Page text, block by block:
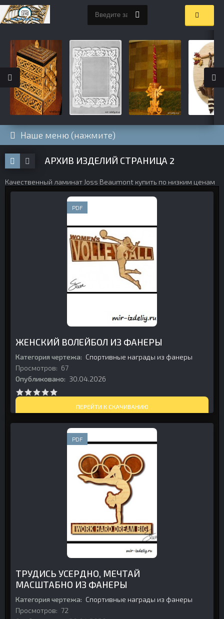
Наше меню (нажмите)
АРХИВ ИЗДЕЛИЙ СТРАНИЦА 2
Качественный ламинат Joss Beaumont купить по низким ценам
PDF
ЖЕНСКИЙ ВОЛЕЙБОЛ ИЗ ФАНЕРЫ
Категория чертежа: Спортивные награды из фанеры
Просмотров: 67
Опубликовано: 30.04.2026
ПЕРЕЙТИ К СКАЧИВАНИЮ
PDF
ТРУДИСЬ УСЕРДНО, МЕЧТАЙ
МАСШТАБНО ИЗ ФАНЕРЫ
Категория чертежа: Спортивные награды из фанеры
Просмотров: 72